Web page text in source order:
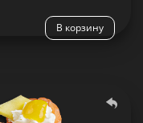
В корзину